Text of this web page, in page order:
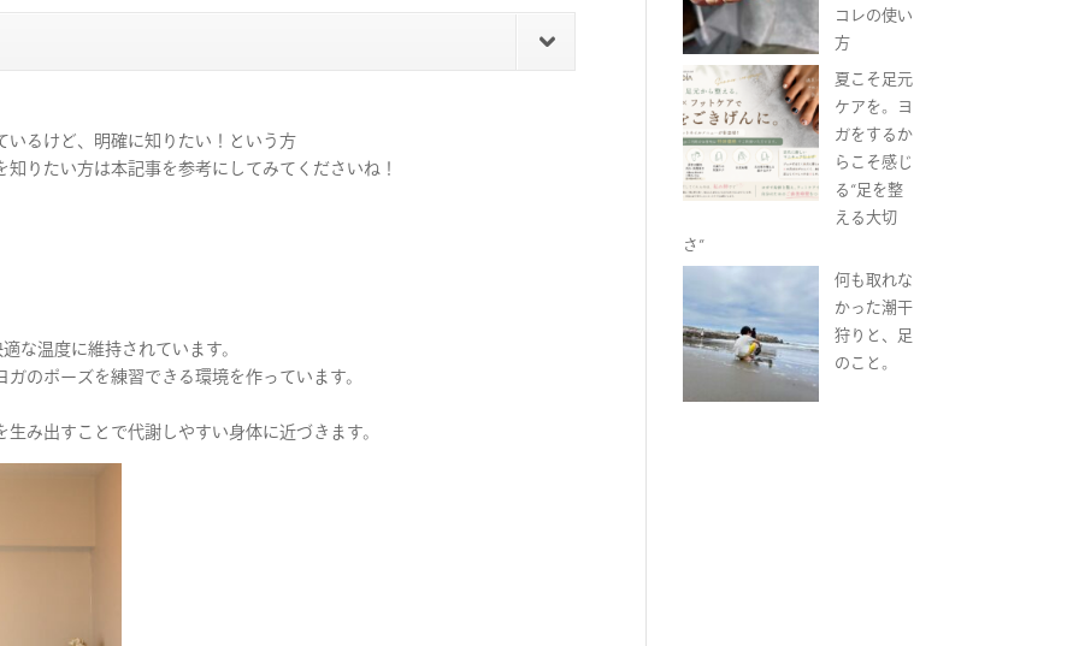
るけど、明確に知りたい！という方
りたい方は本記事を参考にしてみてくださいね！
な温度に維持されています。
のポーズを練習できる環境を作っています。
み出すことで代謝しやすい身体に近づきます。
コレの使い
方
夏こそ足元
ケアを。ヨ
ガをするか
らこそ感じ
る“足を整
える大切
さ”
何も取れな
かった潮干
狩りと、足
のこと。